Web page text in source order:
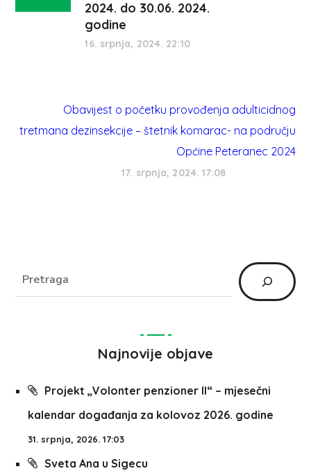
2024. do 30.06. 2024.
godine
16. srpnja, 2024. 22:10
Obavijest o početku provođenja adulticidnog
tretmana dezinsekcije – štetnik komarac- na području
Općine Peteranec 2024
17. srpnja, 2024. 17:08
Najnovije objave
Projekt „Volonter penzioner II“ – mjesečni
kalendar događanja za kolovoz 2026. godine
31. srpnja, 2026. 17:03
Sveta Ana u Sigecu